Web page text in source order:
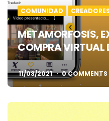
COMUNIDAD CREADORES
METAMORFOSIS,
COMPRA VIRTUAL
11/03/2021 0 COMMENTS